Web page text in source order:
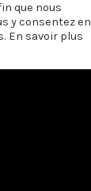
que nous
y consentez en
En savoir plus